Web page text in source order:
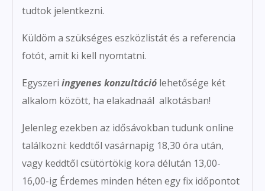
tudtok jelentkezni.
Küldöm a szükséges eszközlistát és a referencia
fotót, amit ki kell nyomtatni.
Egyszeri ingyenes konzultáció lehetősége két
alkalom között, ha elakadnaál alkotásban!
Jelenleg ezekben az idősávokban tudunk online
találkozni: keddtől vasárnapig 18,30 óra után,
vagy keddtől csütörtökig kora délután 13,00-
16,00-ig Érdemes minden héten egy fix időpontot